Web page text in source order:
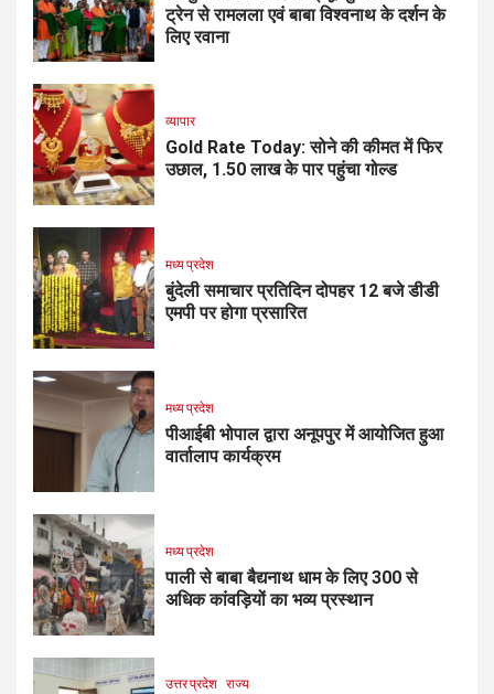
ट्रेन से रामलला एवं बाबा विश्वनाथ के दर्शन के
लिए रवाना
व्यापार
Gold Rate Today: सोने की कीमत में फिर
उछाल, ₹1.50 लाख के पार पहुंचा गोल्ड
मध्य प्रदेश
बुंदेली समाचार प्रतिदिन दोपहर 12 बजे डीडी
एमपी पर होगा प्रसारित
मध्य प्रदेश
पीआईबी भोपाल द्वारा अनूपपुर में आयोजित हुआ
वार्तालाप कार्यक्रम
मध्य प्रदेश
पाली से बाबा बैद्यनाथ धाम के लिए 300 से
अधिक कांवड़ियों का भव्य प्रस्थान
उत्तर प्रदेश राज्य